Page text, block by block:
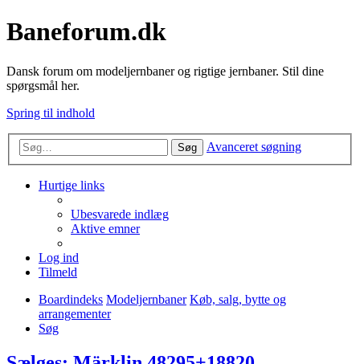
Baneforum.dk
Dansk forum om modeljernbaner og rigtige jernbaner. Stil dine
spørgsmål her.
Spring til indhold
Søg Avanceret søgning
Hurtige links
Ubesvarede indlæg
Aktive emner
Log ind
Tilmeld
Boardindeks Modeljernbaner Køb, salg, bytte og
arrangementer
Søg